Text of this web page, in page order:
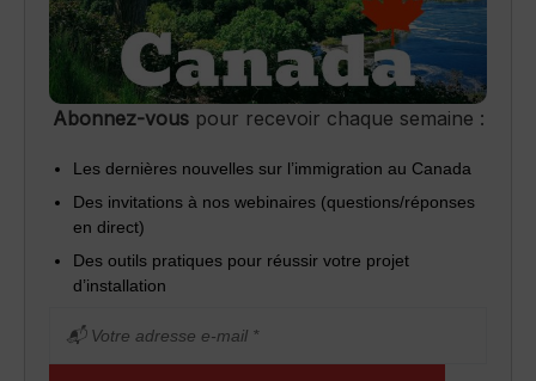
Abonnez-vouspour recevoir chaque semaine :
Les dernières nouvelles sur l’immigration au Canada
Des invitations à nos webinaires (questions/réponses
en direct)
Des outils pratiques pour réussir votre projet
d’installation